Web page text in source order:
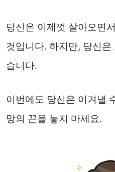
당신은 이제껏 살아오면
것입니다. 하지만, 당신
습니다.
이번에도 당신은 이겨낼
망의 끈을 놓지 마세요.